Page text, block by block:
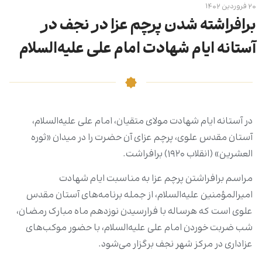
۲۰ فروردین ۱۴۰۲
برافراشته شدن پرچم عزا در نجف در
آستانه ایام شهادت امام علی علیه‌السلام
در آستانه ایام شهادت مولای متقیان، امام علی علیه‌السلام،
آستان مقدس علوی، پرچم عزای آن حضرت را در میدان «ثوره
العشرین» (انقلاب ۱۹۲۰) برافراشت.
مراسم برافراشتن پرچم عزا به مناسبت ایام شهادت
امیرالمؤمنین علیه‌السلام، از جمله برنامه‌های آستان مقدس
علوی است که هرساله با فرارسیدن نوزدهم ماه مبارک رمضان،
شب ضربت خوردن امام علی علیه‌السلام، با حضور موکب‌های
عزاداری در مرکز شهر نجف برگزار می‌شود.